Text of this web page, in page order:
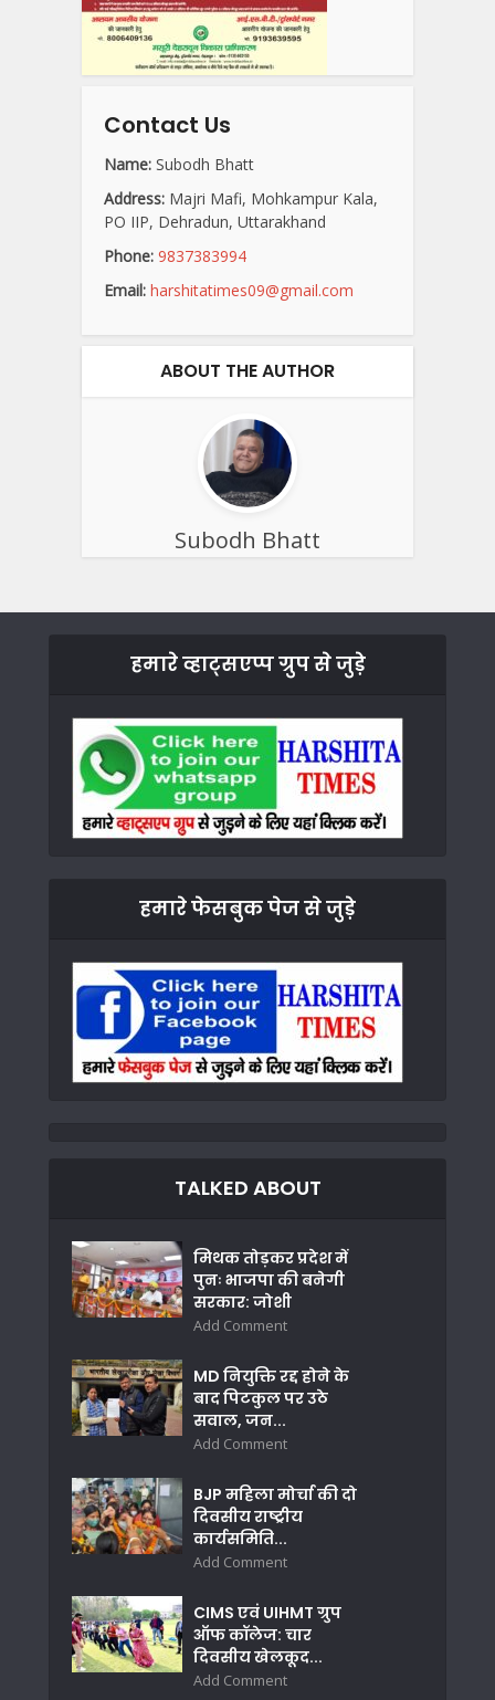
Contact Us
Name: Subodh Bhatt
Address: Majri Mafi, Mohkampur Kala,
PO IIP, Dehradun, Uttarakhand
Phone: 9837383994
Email: harshitatimes09@gmail.com
ABOUT THE AUTHOR
Subodh Bhatt
हमारे व्हाट्सएप्प ग्रुप से जुड़े
हमारे फेसबुक पेज से जुड़े
TALKED ABOUT
मिथक तोड़कर प्रदेश में
पुनः भाजपा की बनेगी
सरकार: जोशी
Add Comment
MD नियुक्ति रद्द होने के
बाद पिटकुल पर उठे
सवाल, जन...
Add Comment
BJP महिला मोर्चा की दो
दिवसीय राष्ट्रीय
कार्यसमिति...
Add Comment
CIMS एवं UIHMT ग्रुप
ऑफ कॉलेज: चार
दिवसीय खेलकूद...
Add Comment